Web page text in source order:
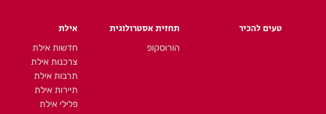
טעים להכיר תחזית אסטרולוגית
הורוסקופ
אילת
חדשות אילת
צרכנות אילת
תרבות אילת
תיירות אילת
פלילי אילת